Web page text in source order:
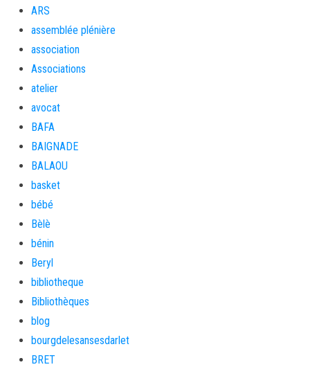
ARS
assemblée plénière
association
Associations
atelier
avocat
BAFA
BAIGNADE
BALAOU
basket
bébé
Bèlè
bénin
Beryl
bibliotheque
Bibliothèques
blog
bourgdelesansesdarlet
BRET